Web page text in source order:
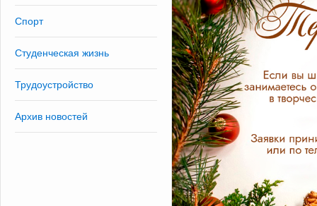
Спорт
Студенческая жизнь
Трудоустройство
Архив новостей